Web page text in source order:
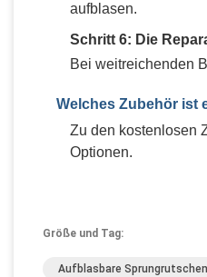
aufblasen.
Schritt 6: Die
Bei weitreichenden
Welches Zubehör ist
Zu den kostenlosen
Optionen.
Größe und Tag:
Aufblasbare Sprungrutschen